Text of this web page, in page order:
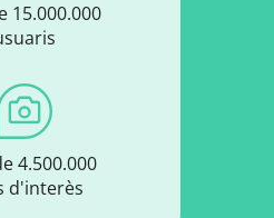
15.000.000
4.500.000
d'interès